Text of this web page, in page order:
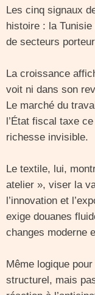
Les cinq signaux
histoire : la Tunisie
de secteurs
La croissance
voit ni dans son
Le marché du
l’État fiscal taxe
richesse invisible.
Le textile, lui,
atelier », viser la
l’innovation et
exige douanes
changes moderne
Même logique
structurel, mais